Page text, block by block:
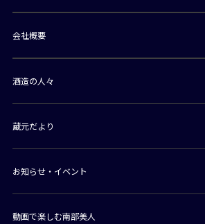
会社概要
酒造の人々
蔵元だより
お知らせ・イベント
動画で楽しむ南部美人